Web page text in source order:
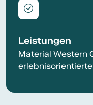
Leistungen
Material Western